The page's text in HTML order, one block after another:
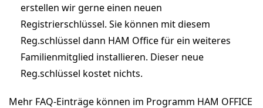
erstellen wir gerne einen neuen
Registrierschlüssel. Sie können mit diesem
Reg.schlüssel dann HAM Office für ein weiteres
Familienmitglied installieren. Dieser neue
Reg.schlüssel kostet nichts.
Mehr FAQ-Einträge können im Programm HAM OFFICE